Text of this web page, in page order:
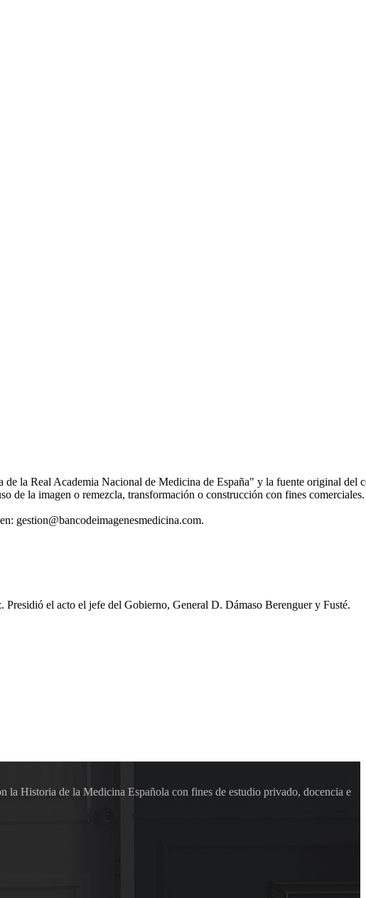
la Real Academia Nacional de Medicina de España" y la fuente original del
la imagen o remezcla, transformación o construcción con fines
gestion@bancodeimagenesmedicina.com.
el acto el jefe del Gobierno, General D. Dámaso Berenguer y Fusté.
la Historia de la Medicina Española con fines de estudio privado, docencia e